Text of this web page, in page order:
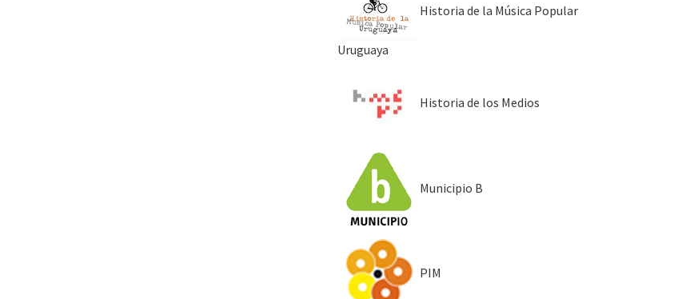
Historia de la Música Popular
Uruguaya
Historia de los Medios
Municipio B
PIM